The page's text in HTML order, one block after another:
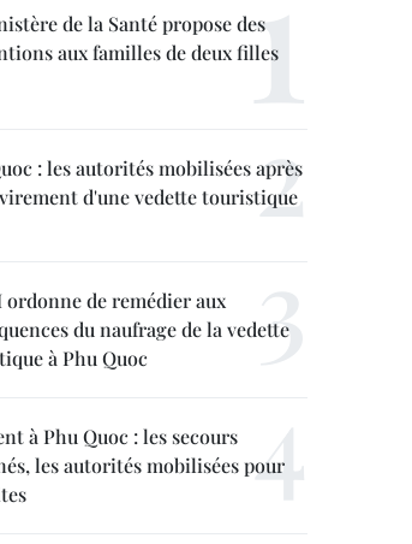
de la Santé propose des
aux familles de deux filles
: les autorités mobilisées après
d'une vedette touristique
ordonne de remédier aux
du naufrage de la vedette
à Phu Quoc
à Phu Quoc : les secours
les autorités mobilisées pour